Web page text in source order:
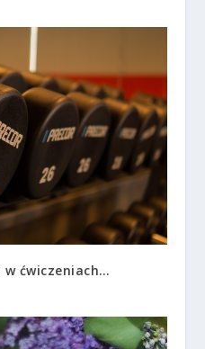
w ćwiczeniach…